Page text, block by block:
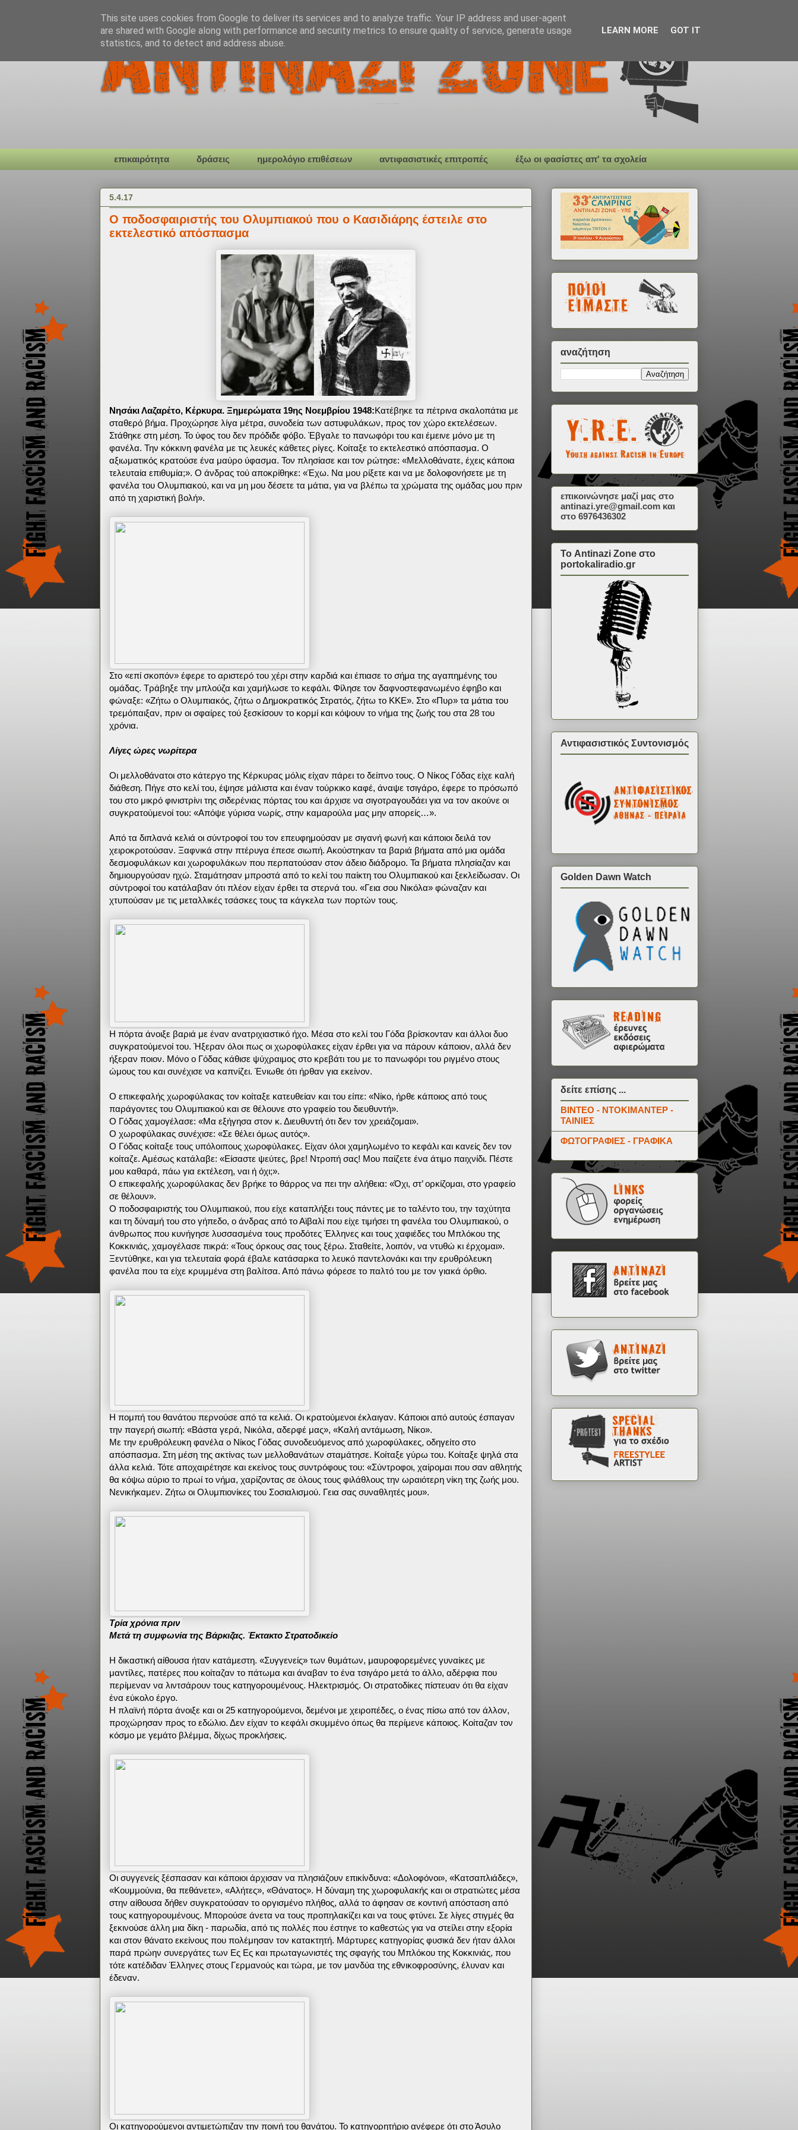
επικαιρότητα δράσεις ημερολόγιο επιθέσεων αντιφασιστικές επιτροπές έξω οι φασίστες απ' τα σχολεία
5.4.17
Ο ποδοσφαιριστής του Ολυμπιακού που ο Κασιδιάρης έστειλε στο
εκτελεστικό απόσπασμα
Νησάκι Λαζαρέτο, Κέρκυρα. Ξημερώματα 19ης Νοεμβρίου 1948:Κατέβηκε τα πέτρινα σκαλοπάτια με
σταθερό βήμα. Προχώρησε λίγα μέτρα, συνοδεία των αστυφυλάκων, προς τον χώρο εκτελέσεων.
Στάθηκε στη μέση. Το ύφος του δεν πρόδιδε φόβο. Έβγαλε το πανωφόρι του και έμεινε μόνο με τη
φανέλα. Την κόκκινη φανέλα με τις λευκές κάθετες ρίγες. Κοίταξε το εκτελεστικό απόσπασμα. Ο
αξιωματικός κρατούσε ένα μαύρο ύφασμα. Τον πλησίασε και τον ρώτησε: «Μελλοθάνατε, έχεις κάποια
τελευταία επιθυμία;». Ο άνδρας τού αποκρίθηκε: «Έχω. Να μου ρίξετε και να με δολοφονήσετε με τη
φανέλα του Ολυμπιακού, και να μη μου δέσετε τα μάτια, για να βλέπω τα χρώματα της ομάδας μου πριν
από τη χαριστική βολή».
Στο «επί σκοπόν» έφερε το αριστερό του χέρι στην καρδιά και έπιασε το σήμα της αγαπημένης του
ομάδας. Τράβηξε την μπλούζα και χαμήλωσε το κεφάλι. Φίλησε τον δαφνοστεφανωμένο έφηβο και
φώναξε: «Ζήτω ο Ολυμπιακός, ζήτω ο Δημοκρατικός Στρατός, ζήτω το ΚΚΕ». Στο «Πυρ» τα μάτια του
τρεμόπαιξαν, πριν οι σφαίρες τού ξεσκίσουν το κορμί και κόψουν το νήμα της ζωής του στα 28 του
χρόνια.
Λίγες ώρες νωρίτερα
Οι μελλοθάνατοι στο κάτεργο της Κέρκυρας μόλις είχαν πάρει το δείπνο τους. Ο Νίκος Γόδας είχε καλή
διάθεση. Πήγε στο κελί του, έψησε μάλιστα και έναν τούρκικο καφέ, άναψε τσιγάρο, έφερε το πρόσωπό
του στο μικρό φινιστρίνι της σιδερένιας πόρτας του και άρχισε να σιγοτραγουδάει για να τον ακούνε οι
συγκρατούμενοί του: «Απόψε γύρισα νωρίς, στην καμαρούλα μας μην απορείς…».
Από τα διπλανά κελιά οι σύντροφοί του τον επευφημούσαν με σιγανή φωνή και κάποιοι δειλά τον
χειροκροτούσαν. Ξαφνικά στην πτέρυγα έπεσε σιωπή. Ακούστηκαν τα βαριά βήματα από μια ομάδα
δεσμοφυλάκων και χωροφυλάκων που περπατούσαν στον άδειο διάδρομο. Τα βήματα πλησίαζαν και
δημιουργούσαν ηχώ. Σταμάτησαν μπροστά από το κελί του παίκτη του Ολυμπιακού και ξεκλείδωσαν. Οι
σύντροφοί του κατάλαβαν ότι πλέον είχαν έρθει τα στερνά του. «Γεια σου Νικόλα» φώναζαν και
χτυπούσαν με τις μεταλλικές τσάσκες τους τα κάγκελα των πορτών τους.
Η πόρτα άνοιξε βαριά με έναν ανατριχιαστικό ήχο. Μέσα στο κελί του Γόδα βρίσκονταν και άλλοι δυο
συγκρατούμενοί του. Ήξεραν όλοι πως οι χωροφύλακες είχαν έρθει για να πάρουν κάποιον, αλλά δεν
ήξεραν ποιον. Μόνο ο Γόδας κάθισε ψύχραιμος στο κρεβάτι του με το πανωφόρι του ριγμένο στους
ώμους του και συνέχισε να καπνίζει. Ένιωθε ότι ήρθαν για εκείνον.
Ο επικεφαλής χωροφύλακας τον κοίταξε κατευθείαν και του είπε: «Νίκο, ήρθε κάποιος από τους
παράγοντες του Ολυμπιακού και σε θέλουνε στο γραφείο του διευθυντή».
Ο Γόδας χαμογέλασε: «Μα εξήγησα στον κ. Διευθυντή ότι δεν τον χρειάζομαι».
Ο χωροφύλακας συνέχισε: «Σε θέλει όμως αυτός».
Ο Γόδας κοίταξε τους υπόλοιπους χωροφύλακες. Είχαν όλοι χαμηλωμένο το κεφάλι και κανείς δεν τον
κοίταζε. Αμέσως κατάλαβε: «Είσαστε ψεύτες, βρε! Ντροπή σας! Μου παίζετε ένα άτιμο παιχνίδι. Πέστε
μου καθαρά, πάω για εκτέλεση, ναι ή όχι;».
Ο επικεφαλής χωροφύλακας δεν βρήκε το θάρρος να πει την αλήθεια: «Όχι, στ’ ορκίζομαι, στο γραφείο
σε θέλουν».
Ο ποδοσφαιριστής του Ολυμπιακού, που είχε καταπλήξει τους πάντες με το ταλέντο του, την ταχύτητα
και τη δύναμή του στο γήπεδο, ο άνδρας από το Αϊβαλί που είχε τιμήσει τη φανέλα του Ολυμπιακού, ο
άνθρωπος που κυνήγησε λυσσασμένα τους προδότες Έλληνες και τους χαφιέδες του Μπλόκου της
Κοκκινιάς, χαμογέλασε πικρά: «Τους όρκους σας τους ξέρω. Σταθείτε, λοιπόν, να ντυθώ κι έρχομαι».
Ξεντύθηκε, και για τελευταία φορά έβαλε κατάσαρκα το λευκό παντελονάκι και την ερυθρόλευκη
φανέλα που τα είχε κρυμμένα στη βαλίτσα. Από πάνω φόρεσε το παλτό του με τον γιακά όρθιο.
Η πομπή του θανάτου περνούσε από τα κελιά. Οι κρατούμενοι έκλαιγαν. Κάποιοι από αυτούς έσπαγαν
την παγερή σιωπή: «Βάστα γερά, Νικόλα, αδερφέ μας», «Καλή αντάμωση, Νίκο».
Με την ερυθρόλευκη φανέλα ο Νίκος Γόδας συνοδευόμενος από χωροφύλακες, οδηγείτο στο
απόσπασμα. Στη μέση της ακτίνας των μελλοθανάτων σταμάτησε. Κοίταξε γύρω του. Κοίταξε ψηλά στα
άλλα κελιά. Τότε αποχαιρέτησε και εκείνος τους συντρόφους του: «Σύντροφοι, χαίρομαι που σαν αθλητής
θα κόψω αύριο το πρωί το νήμα, χαρίζοντας σε όλους τους φιλάθλους την ωραιότερη νίκη της ζωής μου.
Νενικήκαμεν. Ζήτω οι Ολυμπιονίκες του Σοσιαλισμού. Γεια σας συναθλητές μου».
Τρία χρόνια πριν
Μετά τη συμφωνία της Βάρκιζας. Έκτακτο Στρατοδικείο
Η δικαστική αίθουσα ήταν κατάμεστη. «Συγγενείς» των θυμάτων, μαυροφορεμένες γυναίκες με
μαντίλες, πατέρες που κοίταζαν το πάτωμα και άναβαν το ένα τσιγάρο μετά το άλλο, αδέρφια που
περίμεναν να λιντσάρουν τους κατηγορουμένους. Ηλεκτρισμός. Οι στρατοδίκες πίστευαν ότι θα είχαν
ένα εύκολο έργο.
Η πλαϊνή πόρτα άνοιξε και οι 25 κατηγορούμενοι, δεμένοι με χειροπέδες, ο ένας πίσω από τον άλλον,
προχώρησαν προς το εδώλιο. Δεν είχαν το κεφάλι σκυμμένο όπως θα περίμενε κάποιος. Κοίταζαν τον
κόσμο με γεμάτο βλέμμα, δίχως προκλήσεις.
Οι συγγενείς ξέσπασαν και κάποιοι άρχισαν να πλησιάζουν επικίνδυνα: «Δολοφόνοι», «Κατσαπλιάδες»,
«Κουμμούνια, θα πεθάνετε», «Αλήτες», «Θάνατος». Η δύναμη της χωροφυλακής και οι στρατιώτες μέσα
στην αίθουσα δήθεν συγκρατούσαν το οργισμένο πλήθος, αλλά το άφησαν σε κοντινή απόσταση από
τους κατηγορουμένους. Μπορούσε άνετα να τους προπηλακίζει και να τους φτύνει. Σε λίγες στιγμές θα
ξεκινούσε άλλη μια δίκη - παρωδία, από τις πολλές που έστηνε το καθεστώς για να στείλει στην εξορία
και στον θάνατο εκείνους που πολέμησαν τον κατακτητή. Μάρτυρες κατηγορίας φυσικά δεν ήταν άλλοι
παρά πρώην συνεργάτες των Ες Ες και πρωταγωνιστές της σφαγής του Μπλόκου της Κοκκινιάς, που
τότε κατέδιδαν Έλληνες στους Γερμανούς και τώρα, με τον μανδύα της εθνικοφροσύνης, έλυναν και
έδεναν.
Οι κατηγορούμενοι αντιμετώπιζαν την ποινή του θανάτου. Το κατηγορητήριο ανέφερε ότι στο Άσυλο
αναζήτηση
επικοινώνησε μαζί μας στο
antinazi.yre@gmail.com και
στο 6976436302
Το Antinazi Zone στο
portokaliradio.gr
Αντιφασιστικός Συντονισμός
Golden Dawn Watch
δείτε επίσης ...
ΒΙΝΤΕΟ - ΝΤΟΚΙΜΑΝΤΕΡ -
ΤΑΙΝΙΕΣ
ΦΩΤΟΓΡΑΦΙΕΣ - ΓΡΑΦΙΚΑ
This site uses cookies from Google to deliver its services and to analyze traffic. Your IP address and user-agent
are shared with Google along with performance and security metrics to ensure quality of service, generate usage
statistics, and to detect and address abuse.
LEARN MORE GOT IT